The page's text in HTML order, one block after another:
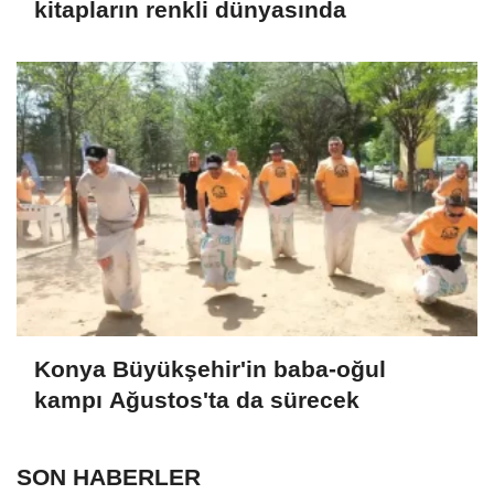
kitapların renkli dünyasında
Konya Büyükşehir'in baba-oğul
kampı Ağustos'ta da sürecek
SON HABERLER